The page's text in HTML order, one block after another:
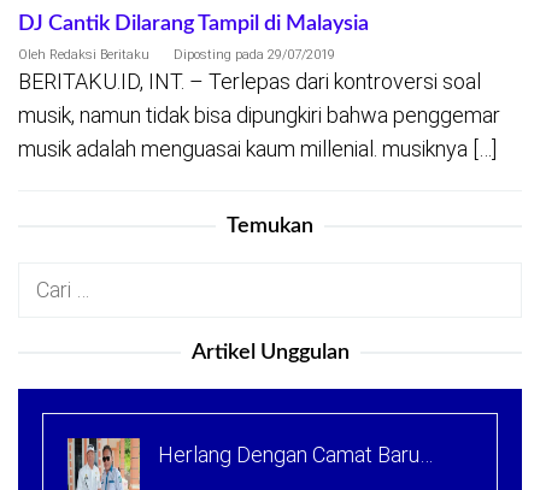
DJ Cantik Dilarang Tampil di Malaysia
Oleh Redaksi Beritaku Diposting pada 29/07/2019
BERITAKU.ID, INT. – Terlepas dari kontroversi soal
musik, namun tidak bisa dipungkiri bahwa penggemar
musik adalah menguasai kaum millenial. musiknya […]
Temukan
Cari
Artikel Unggulan
Herlang Dengan Camat Baru…